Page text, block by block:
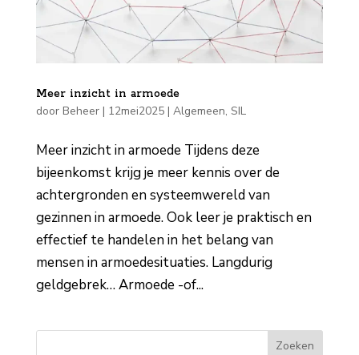
Meer inzicht in armoede
door Beheer| 12mei2025| Algemeen, SIL
Meer inzicht in armoede Tijdens deze
bijeenkomst krijg je meer kennis over de
achtergronden en systeemwereld van
gezinnen in armoede. Ook leer je praktisch en
effectief te handelen in het belang van
mensen in armoedesituaties. Langdurig
geldgebrek… Armoede -of...
Zoeken